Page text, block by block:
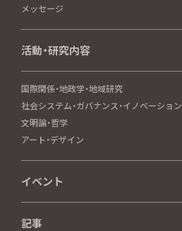
メッセージ
活動・研究内容
国際関係・地政学・地域研究
社会システム・ガバナンス・イノベーション
文明論・哲学
アート・デザイン
イベント
記事